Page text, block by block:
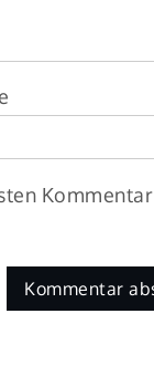
Kommentar